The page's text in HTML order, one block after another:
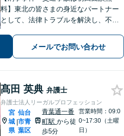
料】東北の皆さまの身近なパートナー
として、法律トラブルを解決し、不安
す。どんな些細なお悩みでも大丈夫で
すので、まずはお気軽にご相談くださ
メールでお問い合わせ
髙田 英典 弁護士
弁護士法人リーガルプロフェッション
宮
城
県
|
仙台
市青
葉区
青葉通一番
町駅から徒
歩5分
営業時間：09:0
0~17:30（土曜
日）